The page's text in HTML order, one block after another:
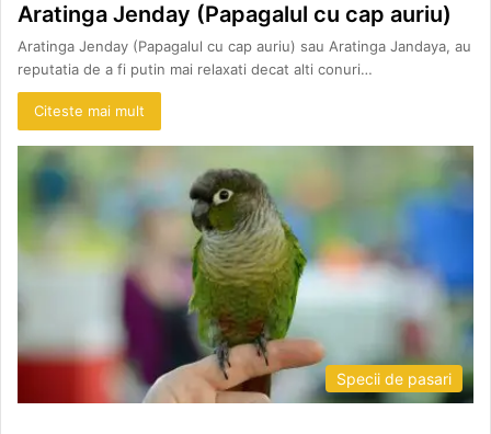
Aratinga Jenday (Papagalul cu cap auriu)
Aratinga Jenday (Papagalul cu cap auriu) sau Aratinga Jandaya, au
reputatia de a fi putin mai relaxati decat alti conuri…
Citeste mai mult
Specii de pasari